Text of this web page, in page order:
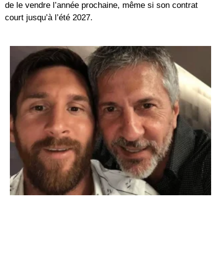
de le vendre l’année prochaine, même si son contrat
court jusqu’à l’été 2027.